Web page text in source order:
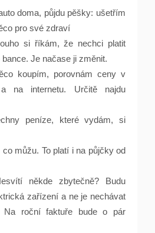
doma, půjdu pěšky: ušetřím
pro své zdraví
si říkám, že nechci platit
Je načase ji změnit.
koupím, porovnám ceny v
na internetu. Určitě najdu
peníze, které vydám, si
můžu. To platí i na půjčky od
někde zbytečně? Budu
zařízení a ne je nechávat
Na roční faktuře bude o pár